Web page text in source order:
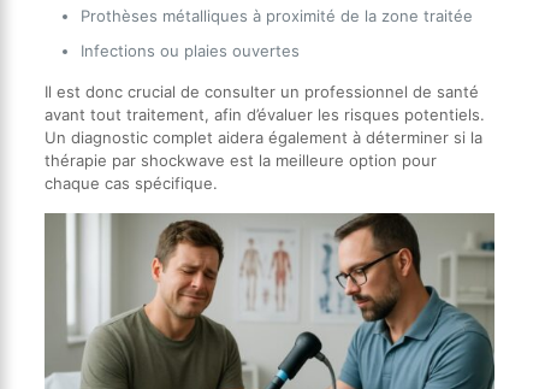
Prothèses métalliques à proximité de la zone traitée
Infections ou plaies ouvertes
Il est donc crucial de consulter un professionnel de santé
avant tout traitement, afin d’évaluer les risques potentiels.
Un diagnostic complet aidera également à déterminer si la
thérapie par shockwave est la meilleure option pour
chaque cas spécifique.